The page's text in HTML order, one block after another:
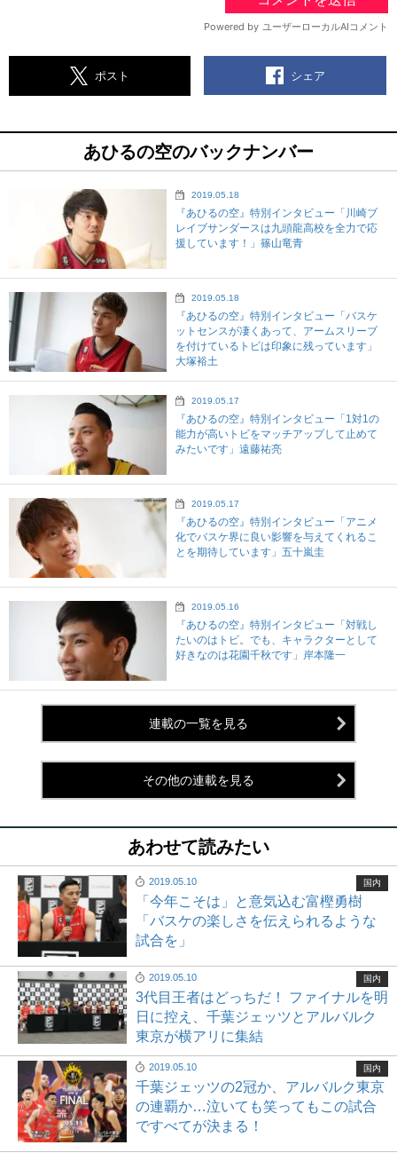
ポスト シェア
あひるの空のバックナンバー
2019.05.18
『あひるの空』特別インタビュー「川崎ブ
レイブサンダースは九頭龍高校を全力で応
援しています！」篠山竜青
2019.05.18
『あひるの空』特別インタビュー「バスケ
ットセンスが凄くあって、アームスリーブ
を付けているトビは印象に残っています」
大塚裕土
2019.05.17
『あひるの空』特別インタビュー「1対1の
能力が高いトビをマッチアップして止めて
みたいです」遠藤祐亮
2019.05.17
『あひるの空』特別インタビュー「アニメ
化でバスケ界に良い影響を与えてくれるこ
とを期待しています」五十嵐圭
2019.05.16
『あひるの空』特別インタビュー「対戦し
たいのはトビ。でも、キャラクターとして
好きなのは花園千秋です」岸本隆一
連載の一覧を見る
その他の連載を見る
あわせて読みたい
2019.05.10
「今年こそは」と意気込む富樫勇樹
「バスケの楽しさを伝えられるような
試合を」
国内
2019.05.10
3代目王者はどっちだ！ ファイナルを明
日に控え、千葉ジェッツとアルバルク
東京が横アリに集結
国内
2019.05.10
千葉ジェッツの2冠か、アルバルク東京
の連覇か…泣いても笑ってもこの試合
ですべてが決まる！
国内